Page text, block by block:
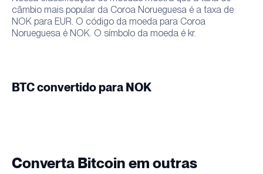
câmbio mais popular da Coroa Norueguesa é a taxa de
NOK para EUR. O código da moeda para Coroa
Norueguesa é NOK. O símbolo da moeda é kr.
BTC convertido para NOK
Converta Bitcoin em outras